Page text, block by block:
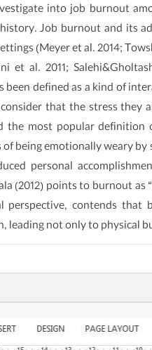
into job burnout
Job burnout and its
(Meyer et al. 2014;
et al. 2011;
defined as a kind of
that the stress they
the most popular
being emotionally weary
personal
(2012) points to burnout
perspective, contends
leading not only to physical